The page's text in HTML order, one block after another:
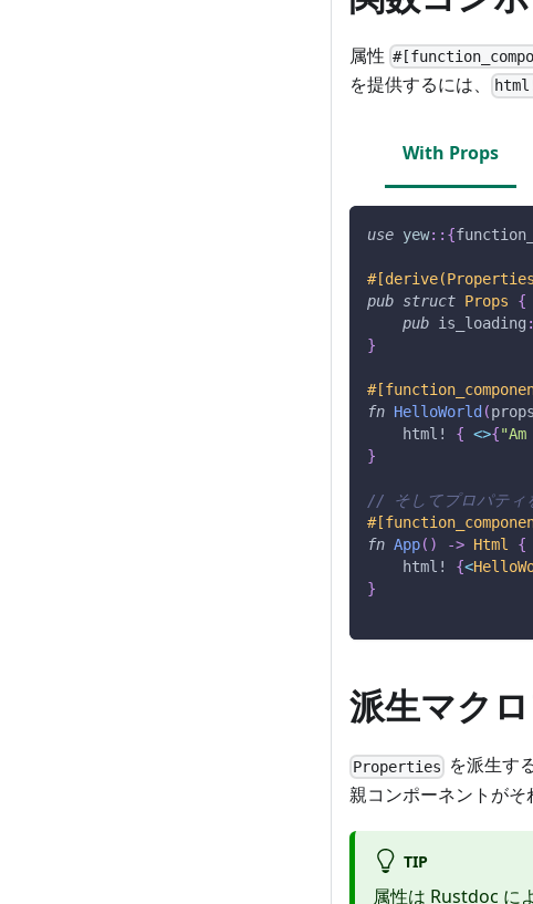
属性
を提供するには、
With Props
use yew:: {
pub struct Props
{
pub is_loading :
}
fn HelloWorld (props
html!
{ <>{
}
// そしてプロパティ
fn App( ) -> Html
{
html!
{<
}
派生マク
Properties
を派生す
親コンポーネントがそ
TIP
属性は Rustdoc に